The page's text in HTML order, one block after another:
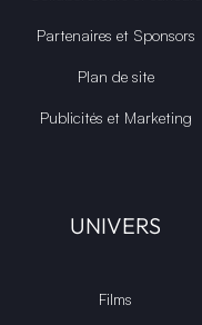
Partenaires et Sponsors
Plan de site
Publicités et Marketing
UNIVERS
Films